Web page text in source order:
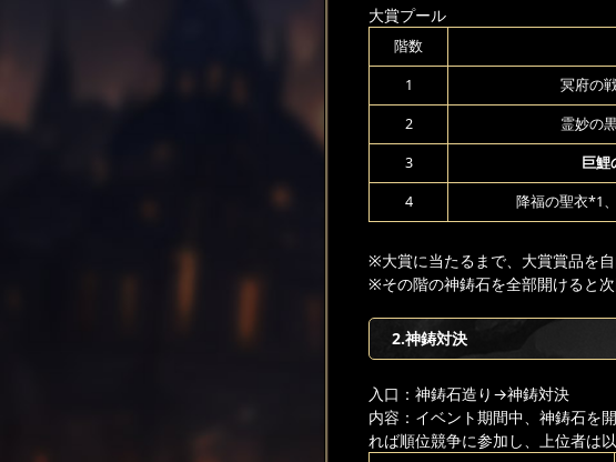
大賞プール
階数
1 冥府の
2 霊妙の
3 巨鯉
4 降福の聖衣*1
※大賞に当たるまで、大賞賞品を自
※その階の神鋳石を全部開けると
2.神鋳対決
入口：神鋳石造り →神鋳対決
内容：イベント期間中、神鋳石を
れば順位競争に参加し、上位者は